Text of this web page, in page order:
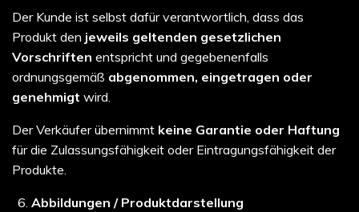
Der Kunde ist selbst dafür verantwortlich, dass das
Produkt den jeweils geltenden gesetzlichen
Vorschriften entspricht und gegebenenfalls
ordnungsgemäß abgenommen, eingetragen oder
genehmigt wird.
Der Verkäufer übernimmt keine Garantie oder Haftung
für die Zulassungsfähigkeit oder Eintragungsfähigkeit der
Produkte.
Abbildungen / Produktdarstellung